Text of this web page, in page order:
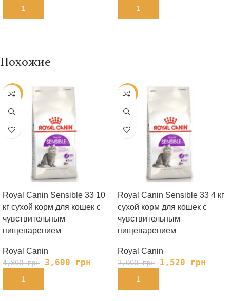
В КОРЗИНУ В КОРЗИНУ
Похожие
-25%
Royal Сanin Sensible 33 10
кг сухой корм для кошек с
чувствительным
пищеварением
Royal Canin
4,800грн 3,600 грн
В КОРЗИНУ
-24%
Royal Сanin Sensible 33 4 кг
сухой корм для кошек с
чувствительным
пищеварением
Royal Canin
2,000грн 1,520 грн
В КОРЗИНУ